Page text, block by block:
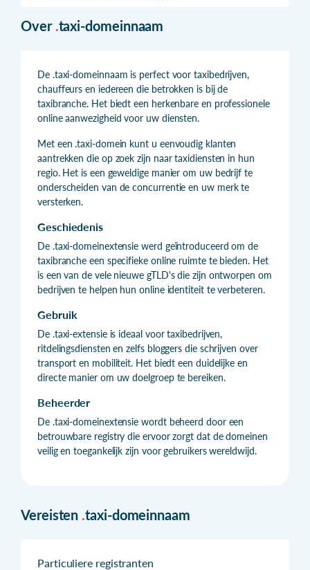
Over .taxi-domeinnaam
De .taxi-domeinnaam is perfect voor taxibedrijven,
chauffeurs en iedereen die betrokken is bij de
taxibranche. Het biedt een herkenbare en professionele
online aanwezigheid voor uw diensten.
Met een .taxi-domein kunt u eenvoudig klanten
aantrekken die op zoek zijn naar taxidiensten in hun
regio. Het is een geweldige manier om uw bedrijf te
onderscheiden van de concurrentie en uw merk te
versterken.
Geschiedenis
De .taxi-domeinextensie werd geïntroduceerd om de
taxibranche een specifieke online ruimte te bieden. Het
is een van de vele nieuwe gTLD's die zijn ontworpen om
bedrijven te helpen hun online identiteit te verbeteren.
Gebruik
De .taxi-extensie is ideaal voor taxibedrijven,
ritdelingsdiensten en zelfs bloggers die schrijven over
transport en mobiliteit. Het biedt een duidelijke en
directe manier om uw doelgroep te bereiken.
Beheerder
De .taxi-domeinextensie wordt beheerd door een
betrouwbare registry die ervoor zorgt dat de domeinen
veilig en toegankelijk zijn voor gebruikers wereldwijd.
Vereisten .taxi-domeinnaam
Particuliere registranten